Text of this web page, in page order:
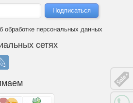
обработке персональных данных
сетях